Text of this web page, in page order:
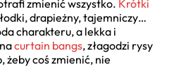
zmienić wszystko. Krótki
drapieżny, tajemniczy…
charakteru, a lekka i
curtain bangs, złagodzi rysy
żeby coś zmienić, nie